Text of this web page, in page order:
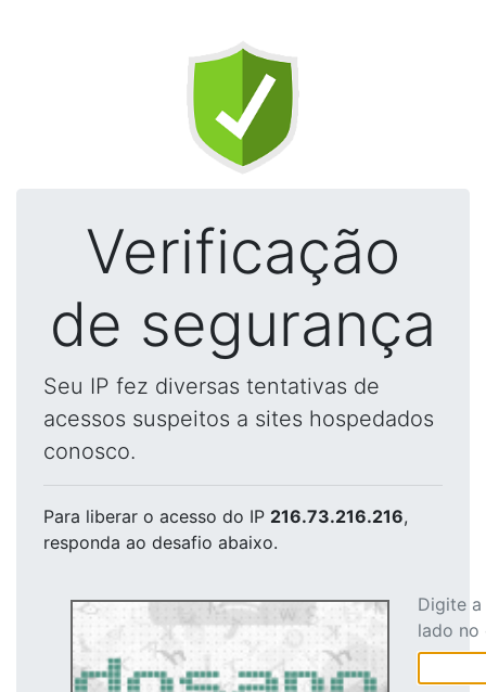
Verificação
de segurança
Seu IP fez diversas tentativas de
acessos suspeitos a sites hospedados
conosco.
Para liberar o acesso do IP 216.73.216.216,
responda ao desafio abaixo.
Digite
lado no